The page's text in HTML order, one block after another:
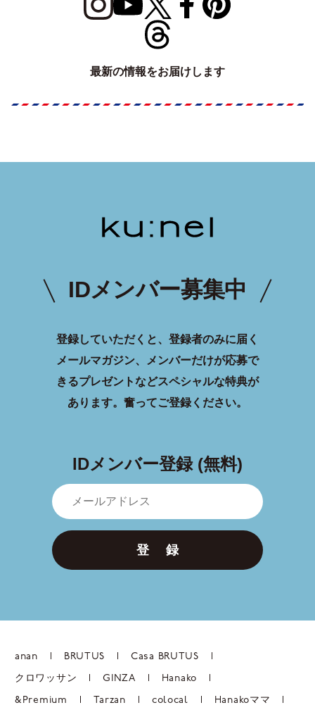
最新の情報をお届けします
IDメンバー募集中
登録していただくと、登録者のみに届く
メールマガジン、メンバーだけが応募で
きるプレゼントなどスペシャルな特典が
あります。 奮ってご登録ください。
IDメンバー登録 (無料)
登 録
anan BRUTUS Casa BRUTUS
クロワッサン GINZA Hanako
&Premium Tarzan colocal Hanakoママ